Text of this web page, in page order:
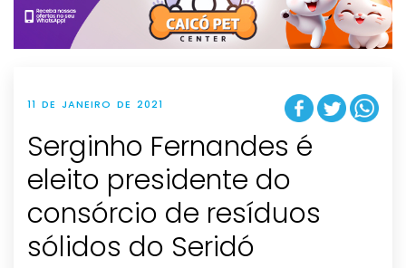
i
o
n
11 DE JANEIRO DE 2021
Serginho Fernandes é
eleito presidente do
consórcio de resíduos
sólidos do Seridó